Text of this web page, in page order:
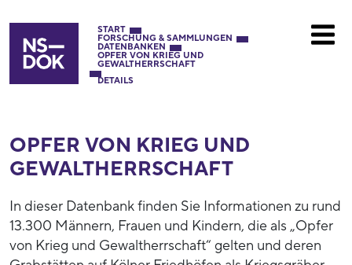
START
FORSCHUNG & SAMMLUNGEN
DATENBANKEN
OPFER VON KRIEG UND
GEWALTHERRSCHAFT
DETAILS
OPFER VON KRIEG UND
GEWALTHERRSCHAFT
In dieser Datenbank finden Sie Informationen zu rund
13.300 Männern, Frauen und Kindern, die als „Opfer
von Krieg und Gewaltherrschaft“ gelten und deren